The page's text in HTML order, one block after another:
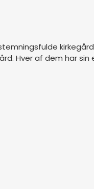
Hver af dem har sin